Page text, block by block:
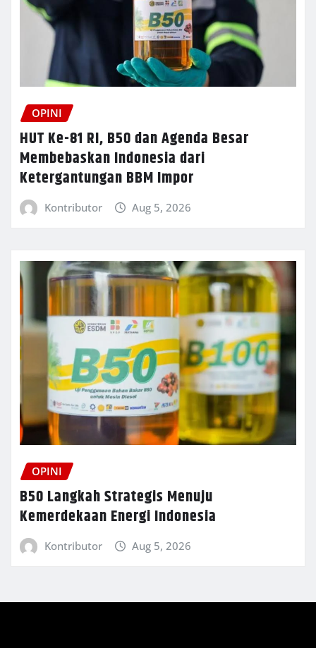
OPINI
HUT Ke-81 RI, B50 dan Agenda Besar
Membebaskan Indonesia dari
Ketergantungan BBM Impor
Kontributor Aug 5, 2026
OPINI
B50 Langkah Strategis Menuju
Kemerdekaan Energi Indonesia
Kontributor Aug 5, 2026